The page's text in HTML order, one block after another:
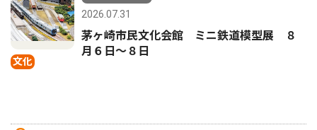
文化
2026.07.31
茅ヶ崎市民文化会館 ミニ鉄道模型展 ８
月６日〜８日